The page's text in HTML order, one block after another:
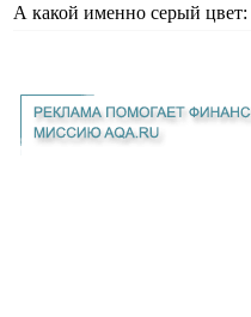
А какой именно серый цвет: